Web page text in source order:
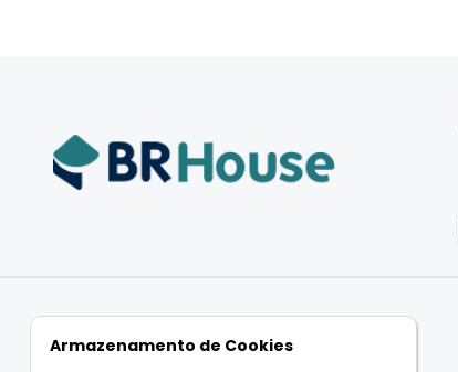
Residenciais
Comerciais
Armazenamento de Cookies